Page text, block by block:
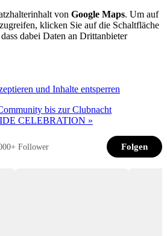
von Google Maps. Um auf
klicken Sie auf die Schaltfläche
dabei Daten an Drittanbieter
und Inhalte entsperren
bis zur Clubnacht
CELEBRATION »
Follower Folgen